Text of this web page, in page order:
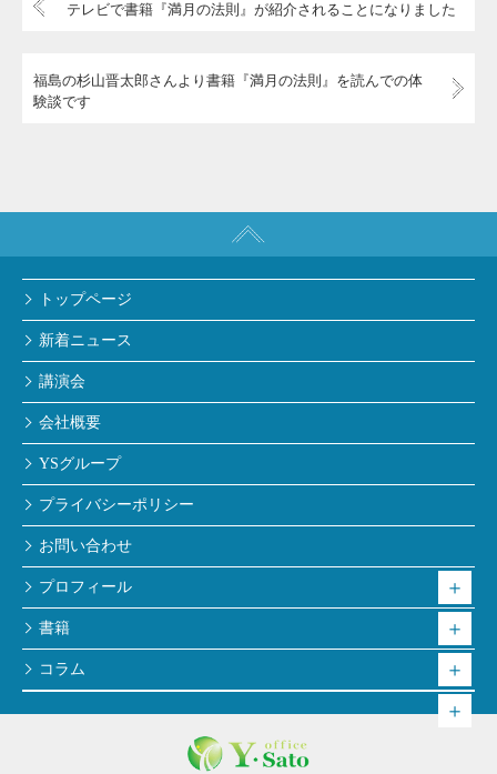
テレビで書籍『満月の法則』が紹介されることになりました
福島の杉山晋太郎さんより書籍『満月の法則』を読んでの体
験談です
トップページ
新着ニュース
講演会
会社概要
YSグループ
プライバシーポリシー
お問い合わせ
プロフィール
書籍
コラム